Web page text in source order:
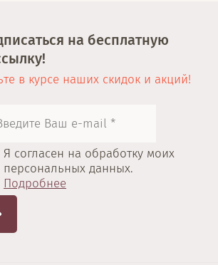
на бесплатную
в курсе наших скидок и акций!
Я согласен на обработку моих
персональных данных.
Подробнее